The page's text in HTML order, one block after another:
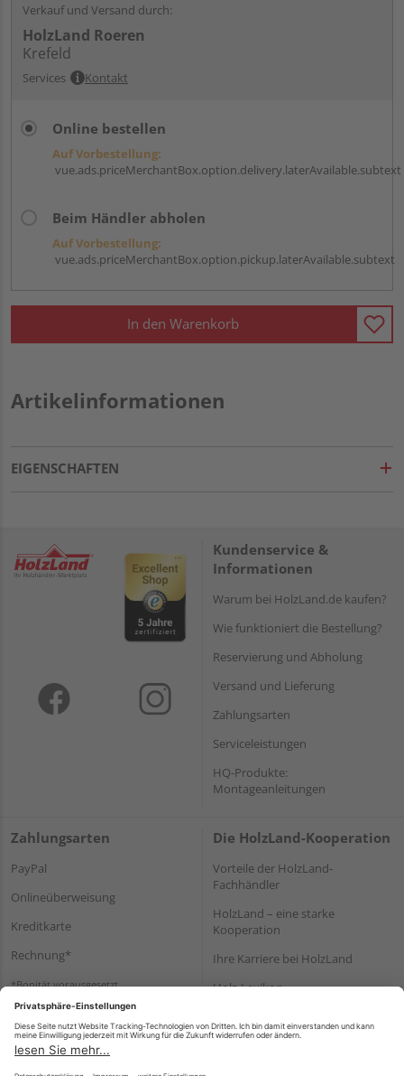
Verkauf und Versand durch:
HolzLand Roeren
Krefeld
Services Kontakt
Online bestellen
Auf Vorbestellung:
vue.ads.priceMerchantBox.option.delivery.laterAvailable.subtext
Beim Händler abholen
Auf Vorbestellung:
vue.ads.priceMerchantBox.option.pickup.laterAvailable.subtext
In den Warenkorb
Artikelinformationen
EIGENSCHAFTEN
Kundenservice &
Informationen
Warum bei HolzLand.de kaufen?
Wie funktioniert die Bestellung?
Reservierung und Abholung
Versand und Lieferung
Zahlungsarten
Serviceleistungen
HQ-Produkte:
Montageanleitungen
Zahlungsarten
PayPal
Onlineüberweisung
Kreditkarte
Rechnung*
*Bonität vorausgesetzt
Die HolzLand-Kooperation
Vorteile der HolzLand-
Fachhändler
HolzLand – eine starke
Kooperation
Ihre Karriere bei HolzLand
Holz-Lexikon